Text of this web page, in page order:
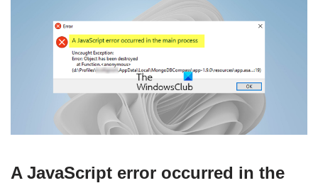
A JavaScript error occurred in the